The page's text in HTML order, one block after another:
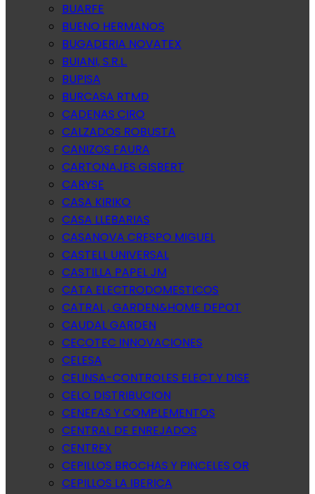
BUARFE
BUENO HERMANOS
BUGADERIA NOVATEX
BUIANI, S.R.L.
BUPISA
BURCASA RTMD
CADENAS CIRO
CALZADOS ROBUSTA
CANIZOS FAURA
CARTONAJES GISBERT
CARYSE
CASA KIRIKO
CASA LLEBARIAS
CASANOVA CRESPO MIGUEL
CASTELL UNIVERSAL
CASTILLA PAPEL JM
CATA ELECTRODOMESTICOS
CATRAL , GARDEN&HOME DEPOT
CAUDAL GARDEN
CECOTEC INNOVACIONES
CELESA
CELINSA-CONTROLES ELECT.Y DISE
CELO DISTRIBUCION
CENEFAS Y COMPLEMENTOS
CENTRAL DE ENREJADOS
CENTREX
CEPILLOS BROCHAS Y PINCELES OR
CEPILLOS LA IBERICA